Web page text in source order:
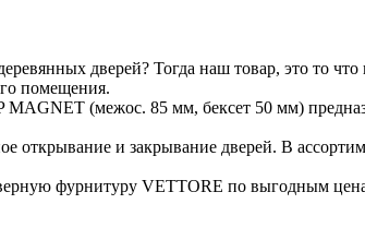
дверей? Тогда наш товар, это то
помещения.
(межос. 85 мм, бексет 50 мм)
открывание и закрывание дверей. В
фурнитуру VETTORE по выгодным